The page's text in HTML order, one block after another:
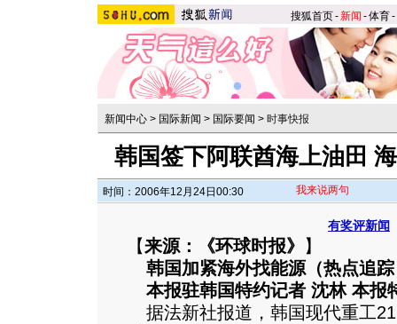
搜狐首页-新闻 -体育-
新闻中心 > 国际新闻 > 国际要闻 > 时事快报
韩国签下阿联酋海上油田
时间：2006年12月24日00:30 我来说两句
有奖评新闻
【来源：《环球时报》 】
韩国加紧海外找能源（热点追
本报驻韩国特约记者 沈林 本报
据法新社报道，韩国现代重工21